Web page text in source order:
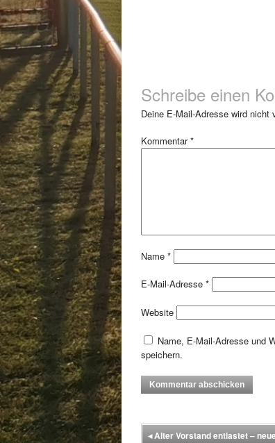
Schreibe einen
Deine E-Mail-Adresse wird nicht
Kommentar*
Name *
E-Mail-Adresse *
Website
Name, E-Mail-Adresse und
speichern.
◂Alter Vorstand entlastet –